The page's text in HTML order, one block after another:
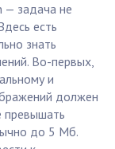
— задача не
есть
знать
Во-первых,
и
должен
превышать
до 5 Мб.